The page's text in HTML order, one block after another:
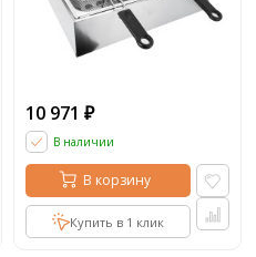
10 971 ₽
В наличии
В корзину
Купить в 1 клик